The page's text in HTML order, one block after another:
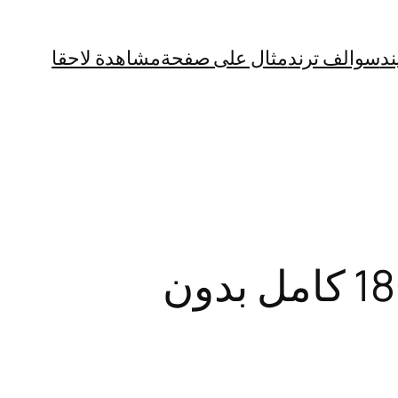
سوالف ترندمثال على صفحةمشاهدة لاحقا
“للكبار فقط” فيديو ساشا بيرل مع البلغارية +18 كامل بدون